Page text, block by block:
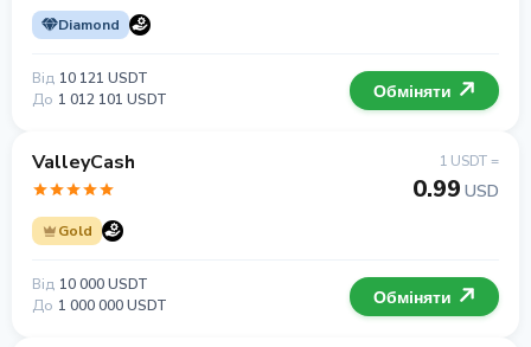
Diamond
Від 10 121 USDT
До 1 012 101 USDT Обміняти
ValleyCash
Gold
1 USDT =
0.99 USD
Від 10 000 USDT
До 1 000 000 USDT Обміняти